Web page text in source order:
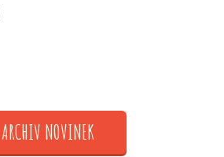
ARCHIV NOVINEK